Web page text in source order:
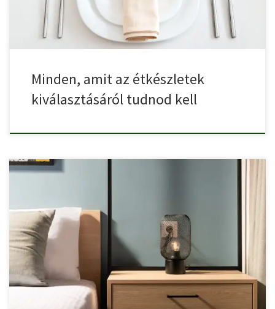
Minden, amit az étkészletek
kiválasztásáról tudnod kell
A hálószoba berendezésekor a praktikum és az esztétikum
egyensúlyának megteremtése […]